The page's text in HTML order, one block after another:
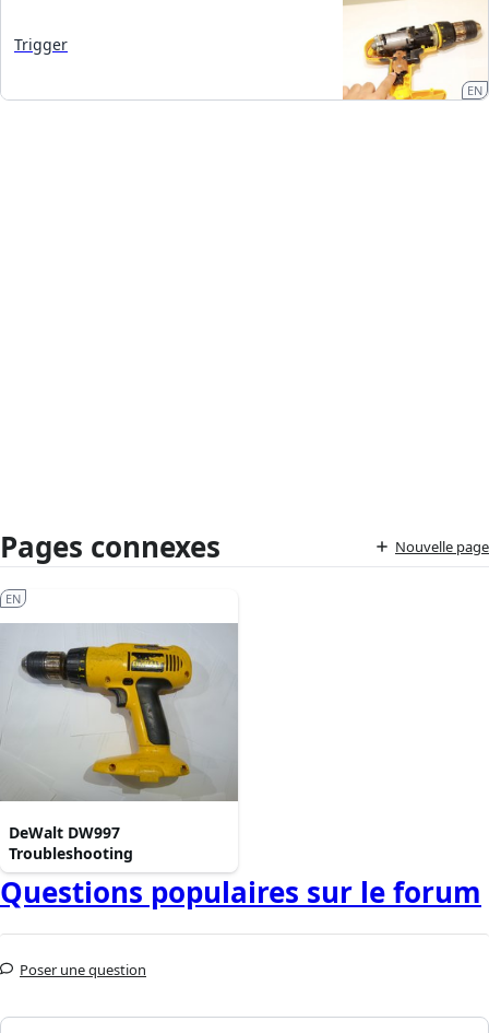
Trigger
EN
Pages connexes Nouvelle page
DeWalt DW997
Troubleshooting
EN
Questions populaires sur le forum
Poser une question